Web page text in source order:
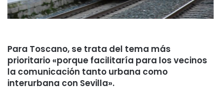
Para Toscano, se trata del tema más
prioritario «porque facilitaría para los vecinos
la comunicación tanto urbana como
interurbana con Sevilla».